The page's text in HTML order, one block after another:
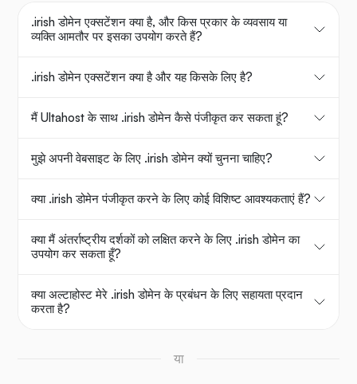
.irish डोमेन एक्सटेंशन क्या है, और किस प्रकार के व्यवसाय या
व्यक्ति आमतौर पर इसका उपयोग करते हैं?
.irish डोमेन एक्सटेंशन क्या है और यह किसके लिए है?
मैं Ultahost के साथ .irish डोमेन कैसे पंजीकृत कर सकता हूं?
मुझे अपनी वेबसाइट के लिए .irish डोमेन क्यों चुनना चाहिए?
क्या .irish डोमेन पंजीकृत करने के लिए कोई विशिष्ट आवश्यकताएं हैं?
क्या मैं अंतर्राष्ट्रीय दर्शकों को लक्षित करने के लिए .irish डोमेन का
उपयोग कर सकता हूँ?
क्या अल्टाहोस्ट मेरे .irish डोमेन के प्रबंधन के लिए सहायता प्रदान
करता है?
या